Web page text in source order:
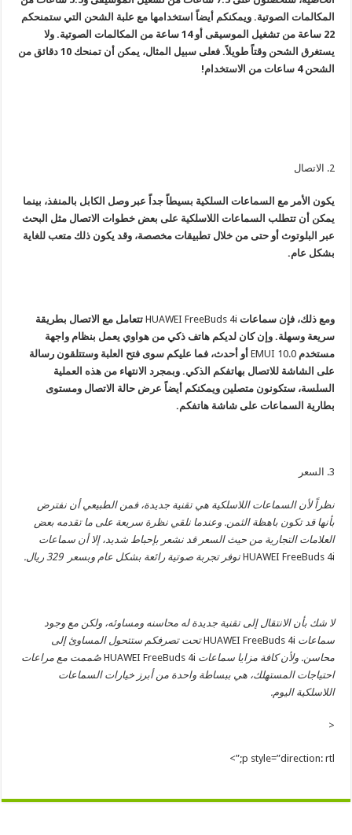
المكالمات الصوتية. ويمكنكم أيضاً استخدامها مع علبة الشحن التي ستمنحكم
22 ساعة من تشغيل الموسيقى أو 14 ساعة من المكالمات الصوتية. ولا
يستغرق الشحن وقتاً طويلاً. فعلى سبيل المثال، يمكن أن تمنحك 10 دقائق من
الشحن 4 ساعات من الاستخدام!
2. الاتصال
يكون الأمر مع السماعات السلكية بسيطاً جداً عبر وصل الكابل بالمنفذ، بينما
يمكن أن تتطلب السماعات اللاسلكية على بعض خطوات الاتصال مثل البحث
عبر البلوتوث أو حتى من خلال تطبيقات مخصصة، وقد يكون ذلك متعب للغاية
بشكل عام.
ومع ذلك، فإن سماعات HUAWEI FreeBuds 4iتتعامل مع الاتصال بطريقة
سريعة وسهلة. وإن كان لديكم هاتف ذكي من هواوي يعمل بنظام واجهة
مستخدم EMUI 10.0أو أحدث، فما عليكم سوى فتح العلبة وستتلقون رسالة
على الشاشة للاتصال بهاتفكم الذكي. وبمجرد الانتهاء من هذه العملية
السلسة، ستكونون متصلين ويمكنكم أيضاً عرض حالة الاتصال ومستوى
بطارية السماعات على شاشة هاتفكم.
3. السعر
نظراً لأن السماعات اللاسلكية هي تقنية جديدة، فمن الطبيعي أن نفترض
بأنها قد تكون باهظة الثمن. وعندما نلقي نظرة سريعة على ما تقدمه بعض
العلامات التجارية من حيث السعر قد نشعر بإحباط شديد، إلا أن سماعات
HUAWEI FreeBuds 4iتوفر تجربة صوتية رائعة بشكل عام وبسعر 329 ريال.
لا شك بأن الانتقال إلى تقنية جديدة له محاسنه ومساوئه، ولكن مع وجود
سماعات HUAWEI FreeBuds 4iتحت تصرفكم ستتحول المساوئ إلى
محاسن. ولأن كافة مزايا سماعات HUAWEI FreeBuds 4iصُممت مع مراعات
احتياجات المستهلك، هي ببساطة واحدة من أبرز خيارات السماعات
اللاسلكية اليوم.
<
p style=”direction: rtl;”>